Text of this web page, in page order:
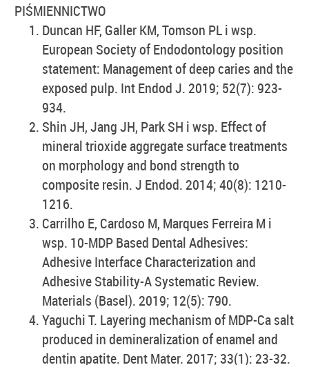
PIŚMIENNICTWO
Duncan HF, Galler KM, Tomson PL i wsp.
European Society of Endodontology position
statement: Management of deep caries and the
exposed pulp. Int Endod J. 2019; 52(7): 923-
934.
Shin JH, Jang JH, Park SH i wsp. Effect of
mineral trioxide aggregate surface treatments
on morphology and bond strength to
composite resin. J Endod. 2014; 40(8): 1210-
1216.
Carrilho E, Cardoso M, Marques Ferreira M i
wsp. 10-MDP Based Dental Adhesives:
Adhesive Interface Characterization and
Adhesive Stability-A Systematic Review.
Materials (Basel). 2019; 12(5): 790.
Yaguchi T. Layering mechanism of MDP-Ca salt
produced in demineralization of enamel and
dentin apatite. Dent Mater. 2017; 33(1): 23-32.